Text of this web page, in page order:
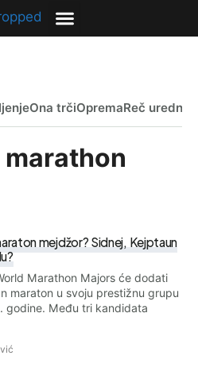
Ona trčiOpremaReč
mejdžor? Sidnej, Kejptaun
Marathon Majors će dodati
maraton u svoju prestižnu grupu
godine. Među tri kandidata